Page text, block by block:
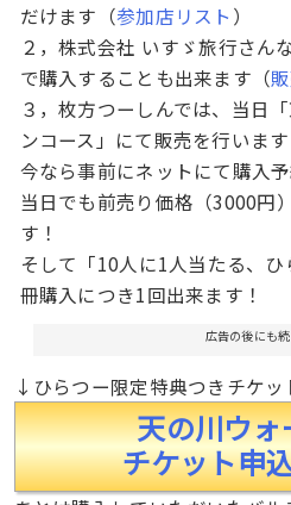
だけます（参加店リスト ）
２，株式会社 いすゞ旅行さん
で購入することも出来ます（
３，枚方つーしんでは、当日
ンコース」にて販売を行います
今なら事前にネットにて購入
当日でも前売り価格（3000円
す！
そして「10人に1人当たる、
冊購入につき1回出来ます！
広告の後にも
↓ひらつー限定特典つきチケ
天の川ウォ
チケット申